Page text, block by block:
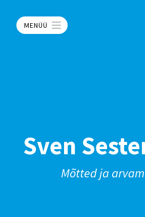
MENÜÜ
Sven
Mõtted ja